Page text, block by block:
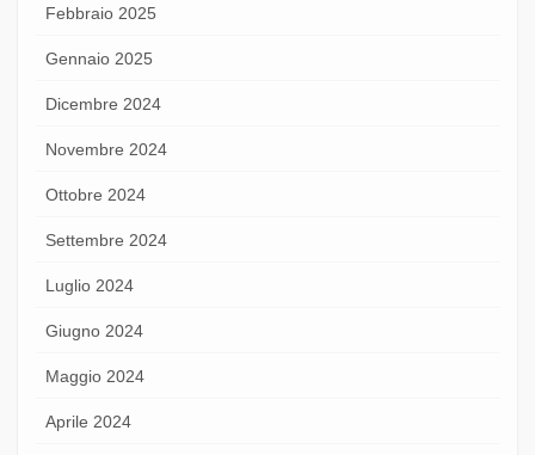
Febbraio 2025
Gennaio 2025
Dicembre 2024
Novembre 2024
Ottobre 2024
Settembre 2024
Luglio 2024
Giugno 2024
Maggio 2024
Aprile 2024